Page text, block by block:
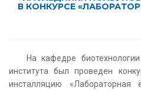
В КОНКУРСЕ
На кафедре биотехнологии
института был проведен
инсталляцию